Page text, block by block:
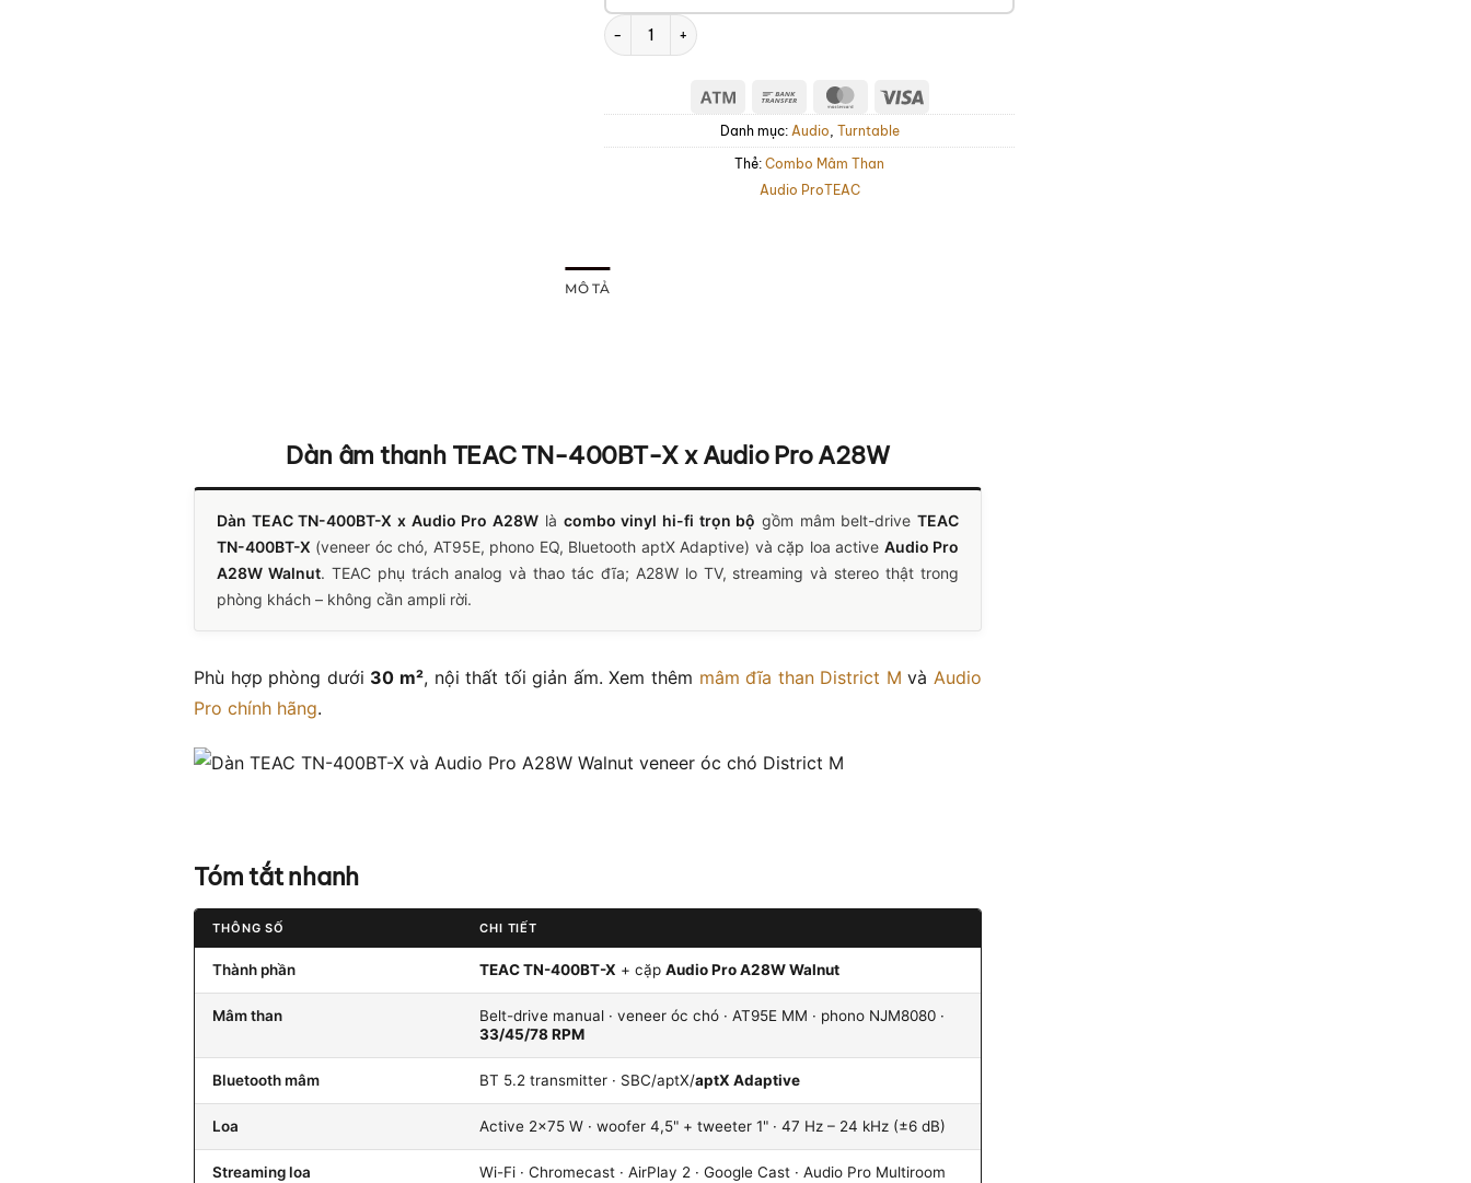
Dàn âm thanh TEAC TN-400BT-X x Audio Pro A28W số lượng
Atm
Bank
Transfer
MasterCard
Visa
Danh mục: Audio, Turntable
Thẻ: Combo Mâm Than
Audio ProTEAC
MÔ TẢ
Dàn âm thanh TEAC TN-400BT-X x Audio Pro A28W
Dàn TEAC TN-400BT-X x Audio Pro A28W là combo vinyl hi-fi trọn bộ gồm mâm belt-drive TEAC
TN-400BT-X (veneer óc chó, AT95E, phono EQ, Bluetooth aptX Adaptive) và cặp loa active Audio Pro
A28W Walnut. TEAC phụ trách analog và thao tác đĩa; A28W lo TV, streaming và stereo thật trong
phòng khách – không cần ampli rời.
Phù hợp phòng dưới 30 m², nội thất tối giản ấm. Xem thêm mâm đĩa than District M vàAudio
Pro chính hãng.
Tóm tắt nhanh
THÔNG SỐ CHI TIẾT
Thành phần TEAC TN-400BT-X + cặp Audio Pro A28W Walnut
Mâm than
Belt-drive manual · veneer óc chó · AT95E MM · phono NJM8080 ·
33/45/78 RPM
Bluetooth mâm BT 5.2 transmitter · SBC/aptX/aptX Adaptive
Loa Active 2×75 W · woofer 4,5" + tweeter 1" · 47 Hz – 24 kHz (±6 dB)
Streaming loa Wi-Fi · Chromecast · AirPlay 2 · Google Cast · Audio Pro Multiroom